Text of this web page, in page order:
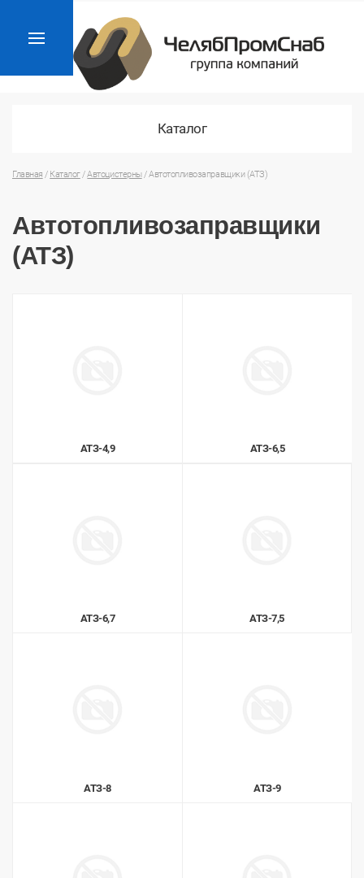
Каталог
Главная / Каталог/Автоцистерны/Автотопливозаправщики (АТЗ)
Автотопливозаправщики
(АТЗ)
АТЗ-4,9 АТЗ-6,5
АТЗ-6,7 АТЗ-7,5
АТЗ-8 АТЗ-9